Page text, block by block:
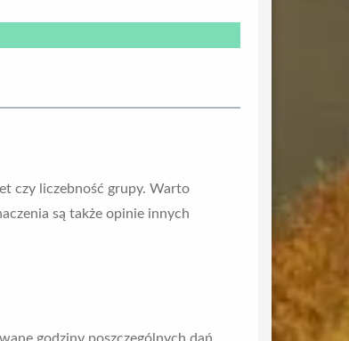
czy liczebność grupy. Warto
są także opinie innych